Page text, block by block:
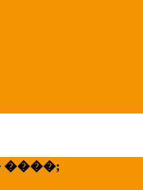
����;